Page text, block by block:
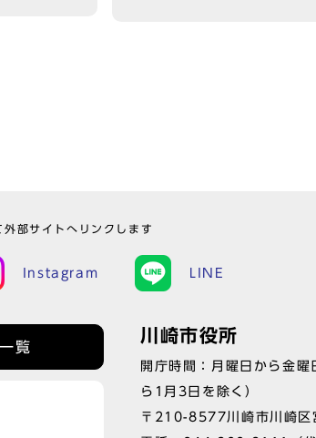
部サイトへリンクします
Instagram LINE
覧
川崎市役所
開庁時間：月曜日から金
ら1月3日を除く）
〒210-8577川崎市川崎区